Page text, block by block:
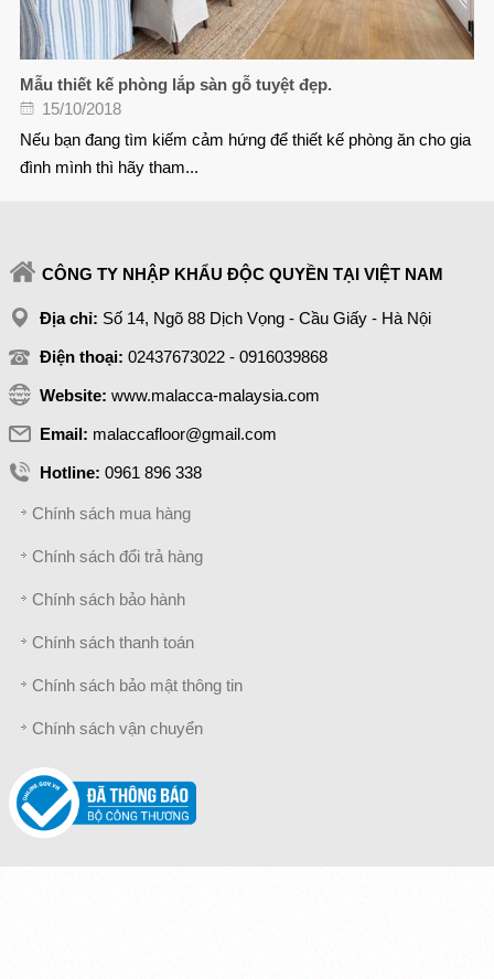
Mẫu thiết kế phòng lắp sàn gỗ tuyệt đẹp.
15/10/2018
Nếu bạn đang tìm kiếm cảm hứng để thiết kế phòng ăn cho gia
đình mình thì hãy tham...
CÔNG TY NHẬP KHẨU ĐỘC QUYỀN TẠI VIỆT NAM
Địa chỉ: Số 14, Ngõ 88 Dịch Vọng - Cầu Giấy - Hà Nội
Điện thoại: 02437673022 - 0916039868
Website: www.malacca-malaysia.com
Email: malaccafloor@gmail.com
Hotline: 0961 896 338
Chính sách mua hàng
Chính sách đổi trả hàng
Chính sách bảo hành
Chính sách thanh toán
Chính sách bảo mật thông tin
Chính sách vận chuyển